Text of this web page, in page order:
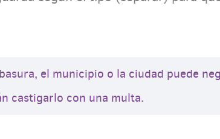
el municipio o la ciudad puede
castigarlo con una multa.